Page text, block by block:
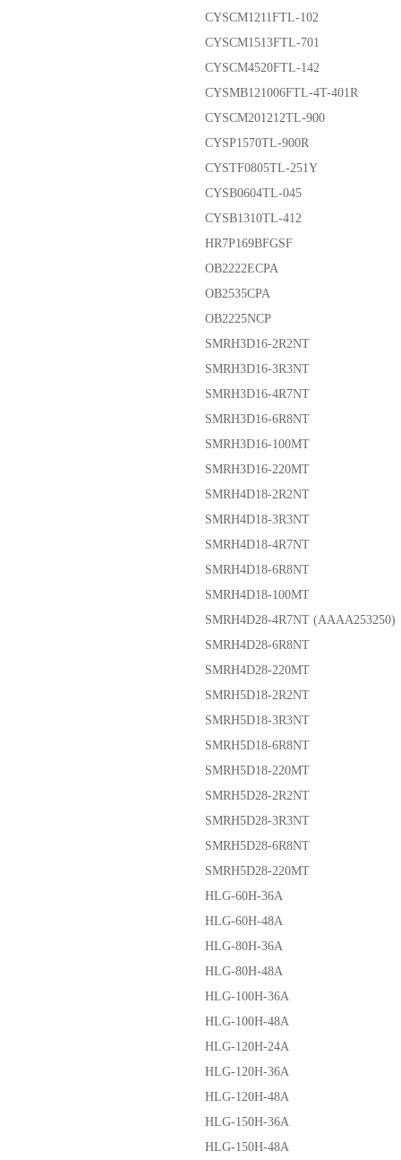
CYSCM1211FTL-102
CYSCM1513FTL-701
CYSCM4520FTL-142
CYSMB121006FTL-4T-401R
CYSCM201212TL-900
CYSP1570TL-900R
CYSTF0805TL-251Y
CYSB0604TL-045
CYSB1310TL-412
HR7P169BFGSF
OB2222ECPA
OB2535CPA
OB2225NCP
SMRH3D16-2R2NT
SMRH3D16-3R3NT
SMRH3D16-4R7NT
SMRH3D16-6R8NT
SMRH3D16-100MT
SMRH3D16-220MT
SMRH4D18-2R2NT
SMRH4D18-3R3NT
SMRH4D18-4R7NT
SMRH4D18-6R8NT
SMRH4D18-100MT
SMRH4D28-4R7NT (AAAA253250)
SMRH4D28-6R8NT
SMRH4D28-220MT
SMRH5D18-2R2NT
SMRH5D18-3R3NT
SMRH5D18-6R8NT
SMRH5D18-220MT
SMRH5D28-2R2NT
SMRH5D28-3R3NT
SMRH5D28-6R8NT
SMRH5D28-220MT
HLG-60H-36A
HLG-60H-48A
HLG-80H-36A
HLG-80H-48A
HLG-100H-36A
HLG-100H-48A
HLG-120H-24A
HLG-120H-36A
HLG-120H-48A
HLG-150H-36A
HLG-150H-48A